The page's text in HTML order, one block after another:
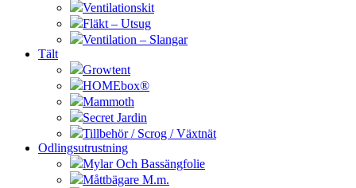
Ventilationskit
Fläkt – Utsug
Ventilation – Slangar
Tält
Growtent
HOMEbox®
Mammoth
Secret Jardin
Tillbehör / Scrog / Växtnät
Odlingsutrustning
Mylar Och Bassängfolie
Måttbägare M.m.